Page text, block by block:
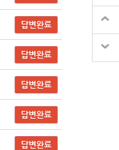
답변완료
답변완료
답변완료
답변완료
답변완료